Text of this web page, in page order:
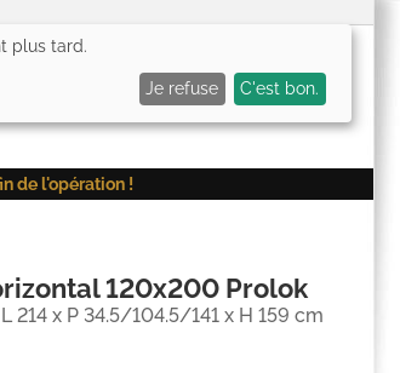
0) Mon panier (0
de l'opération !
120x200 Prolok
214 x P 34.5/104.5/141 x H 159 cm
plus tard.
Je refuse C'est bon.